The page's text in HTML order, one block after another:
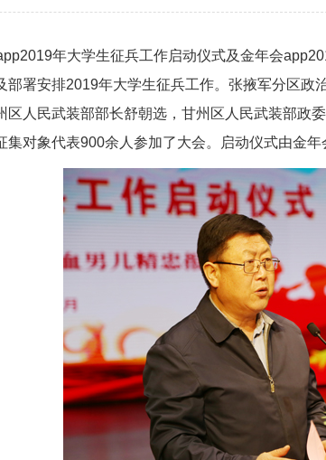
年大学生征兵工作启动仪式及金年会
部署安排2019年大学生征兵工作。张掖军分区
区人民武装部部长舒朝选，甘州区人民武装部政
集对象代表900余人参加了大会。启动仪式